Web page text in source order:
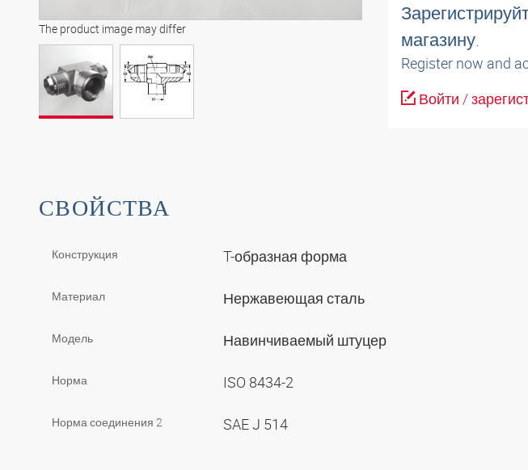
The product image may differ
магазину.
Register now and
Войти /
СВОЙСТВА
Конструкция T-образная форма
Материал Нержавеющая сталь
Модель Навинчиваемый штуцер
Норма ISO 8434-2
Норма соединения 2 SAE J 514